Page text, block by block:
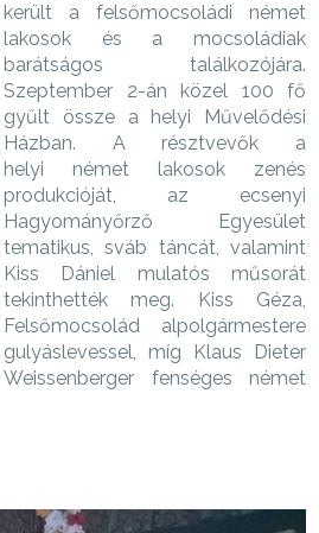
került a felsőmocsoládi német
lakosok és a mocsoládiak
barátságos találkozójára.
Szeptember 2-án közel 100 fő
gyűlt össze a helyi Művelődési
Házban. A résztvevők a
helyi német lakosok zenés
produkcióját, az ecsenyi
Hagyományőrző Egyesület
tematikus, sváb táncát, valamint
Kiss Dániel mulatós műsorát
tekinthették meg. Kiss Géza,
Felsőmocsolád alpolgármestere
gulyáslevessel, míg Klaus Dieter
Weissenberger fenséges német